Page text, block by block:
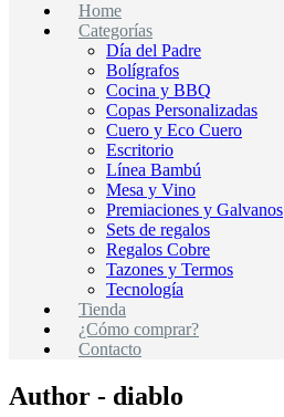
Home
Categorías
Día del Padre
Bolígrafos
Cocina y BBQ
Copas Personalizadas
Cuero y Eco Cuero
Escritorio
Línea Bambú
Mesa y Vino
Premiaciones y Galvanos
Sets de regalos
Regalos Cobre
Tazones y Termos
Tecnología
Tienda
¿Cómo comprar?
Contacto
Author - diablo